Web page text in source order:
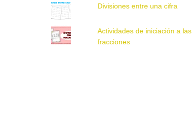
Divisiones entre una cifra
Actividades de iniciación a las
fracciones